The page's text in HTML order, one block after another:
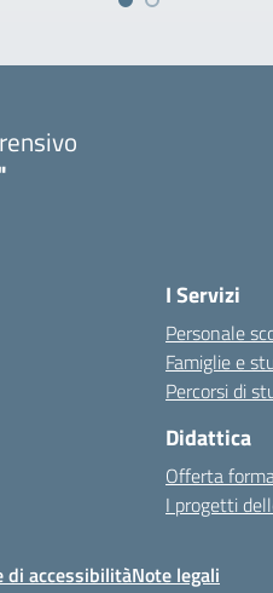
I Servizi
Personale
Famiglie e
Percorsi di
Didattica
Offerta
I progetti
di accessibilitàNote legali